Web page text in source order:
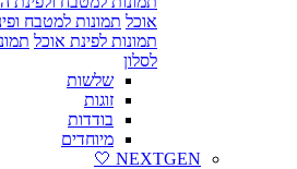
אוכל תמונות למטבח
תמונות לפינת אוכל
לסלון
שלשות
זוגות
בודדות
מיוחדים
NEXTGEN 🤍